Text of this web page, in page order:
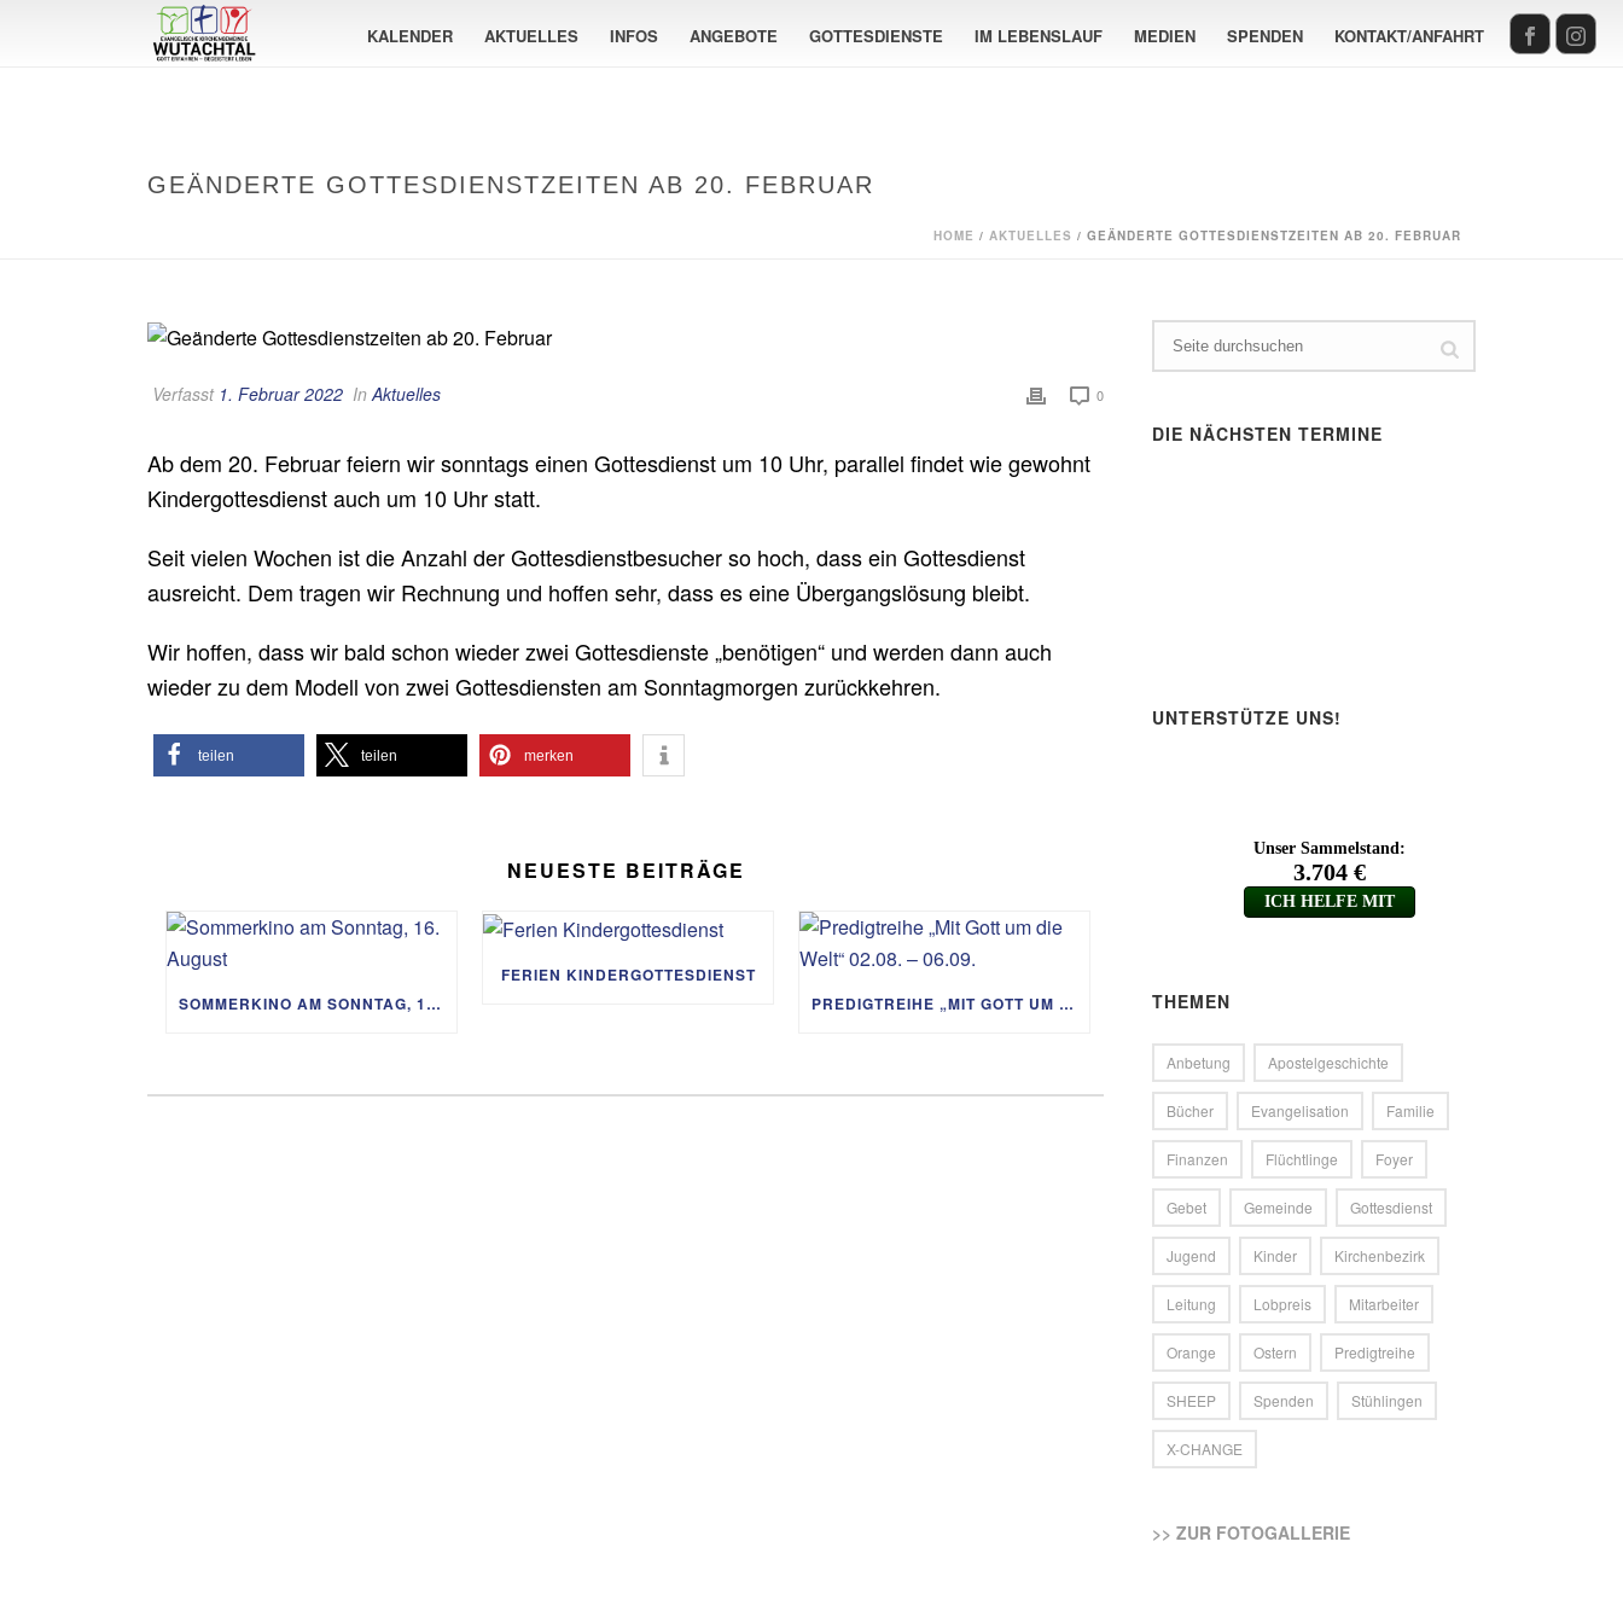
KALENDER AKTUELLES INFOS ANGEBOTE GOTTESDIENSTE IM LEBENSLAUF MEDIEN SPENDEN KONTAKT/ANFAHRT
GEÄNDERTE GOTTESDIENSTZEITEN AB 20. FEBRUAR
HOME / AKTUELLES / GEÄNDERTE GOTTESDIENSTZEITEN AB 20. FEBRUAR
Verfasst 1. Februar 2022 In Aktuelles 0
Ab dem 20. Februar feiern wir sonntags einen Gottesdienst um 10 Uhr, parallel findet wie gewohnt
Kindergottesdienst auch um 10 Uhr statt.
Seit vielen Wochen ist die Anzahl der Gottesdienstbesucher so hoch, dass ein Gottesdienst
ausreicht. Dem tragen wir Rechnung und hoffen sehr, dass es eine Übergangslösung bleibt.
Wir hoffen, dass wir bald schon wieder zwei Gottesdienste „benötigen“ und werden dann auch
wieder zu dem Modell von zwei Gottesdiensten am Sonntagmorgen zurückkehren.
teilen teilen merken
NEUESTE BEITRÄGE
SOMMERKINO AM SONNTAG, 16. AUGUST
FERIEN KINDERGOTTESDIENST
PREDIGTREIHE „MIT GOTT UM DIE WELT“ 02.08. – 06.09.
DIE NÄCHSTEN TERMINE
UNTERSTÜTZE UNS!
THEMEN
Anbetung Apostelgeschichte
Bücher Evangelisation Familie
Finanzen Flüchtlinge Foyer
Gebet Gemeinde Gottesdienst
Jugend Kinder Kirchenbezirk
Leitung Lobpreis Mitarbeiter
Orange Ostern Predigtreihe
SHEEP Spenden Stühlingen
X-CHANGE
>> ZUR FOTOGALLERIE